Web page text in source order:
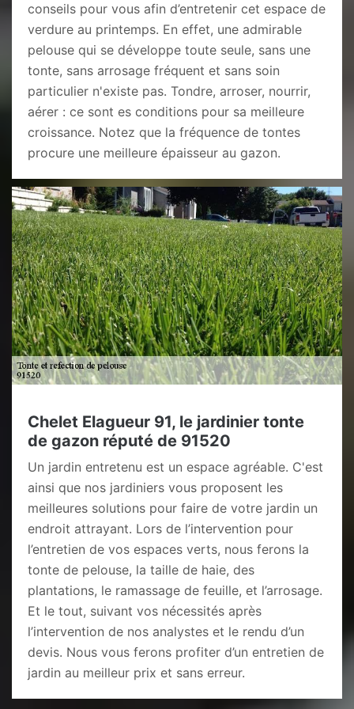
conseils pour vous afin d’entretenir cet espace de
verdure au printemps. En effet, une admirable
pelouse qui se développe toute seule, sans une
tonte, sans arrosage fréquent et sans soin
particulier n'existe pas. Tondre, arroser, nourrir,
aérer : ce sont es conditions pour sa meilleure
croissance. Notez que la fréquence de tontes
procure une meilleure épaisseur au gazon.
Chelet Elagueur 91, le jardinier tonte
de gazon réputé de 91520
Un jardin entretenu est un espace agréable. C'est
ainsi que nos jardiniers vous proposent les
meilleures solutions pour faire de votre jardin un
endroit attrayant. Lors de l’intervention pour
l’entretien de vos espaces verts, nous ferons la
tonte de pelouse, la taille de haie, des
plantations, le ramassage de feuille, et l’arrosage.
Et le tout, suivant vos nécessités après
l’intervention de nos analystes et le rendu d’un
devis. Nous vous ferons profiter d’un entretien de
jardin au meilleur prix et sans erreur.